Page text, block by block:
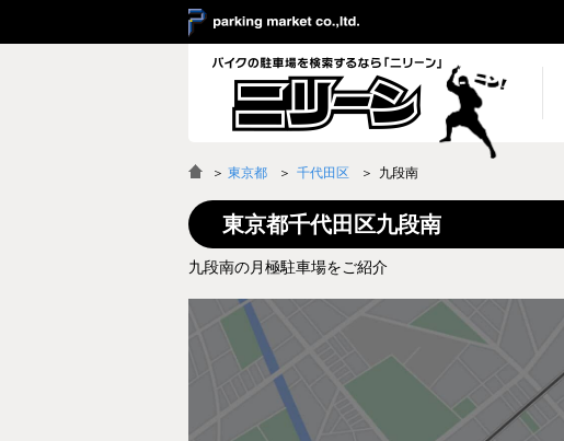
＞ 東京都 千代田区 九段南
東京都千代田区九段南
九段南の月極駐車場をご紹介